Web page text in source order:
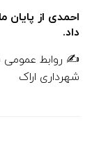
داد.
✍️ روابط عمومی
شهرداری اراک